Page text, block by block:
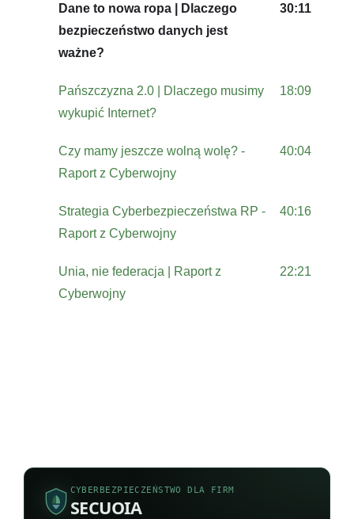
Dane to nowa ropa | Dlaczego
bezpieczeństwo danych jest
ważne?
30:11
Pańszczyzna 2.0 | Dlaczego musimy
wykupić Internet?
18:09
Czy mamy jeszcze wolną wolę? -
Raport z Cyberwojny
40:04
Strategia Cyberbezpieczeństwa RP -
Raport z Cyberwojny
40:16
Unia, nie federacja | Raport z
Cyberwojny
22:21
CYBERBEZPIECZEŃSTWO DLA FIRM
SECUOIA